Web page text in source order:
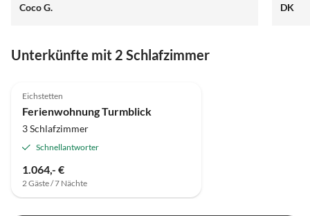
Coco G. DK
Unterkünfte mit 2 Schlafzimmer
Eichstetten
Ferienwohnung Turmblick
3 Schlafzimmer
Schnellantworter
1.064,- €
2 Gäste / 7 Nächte